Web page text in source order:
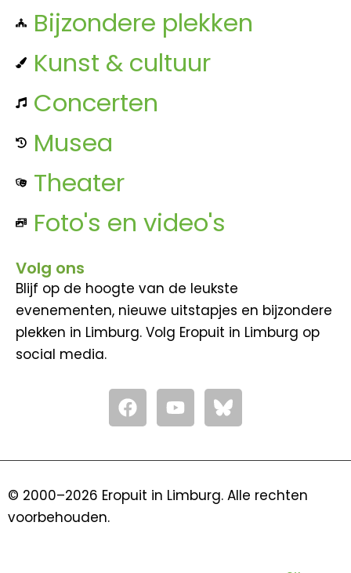
Bijzondere plekken
Kunst & cultuur
Concerten
Musea
Theater
Foto's en video's
Volg ons
Blijf op de hoogte van de leukste
evenementen, nieuwe uitstapjes en bijzondere
plekken in Limburg. Volg Eropuit in Limburg op
social media.
F
a
c
o
Y
o
u
b
© 2000–2026 Eropuit in Limburg. Alle rechten
voorbehouden.